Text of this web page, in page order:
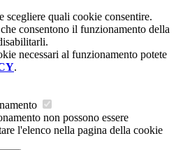
scegliere quali cookie consentire.
consentono il funzionamento della
necessari al funzionamento potete
.
non possono essere
l'elenco nella pagina della cookie